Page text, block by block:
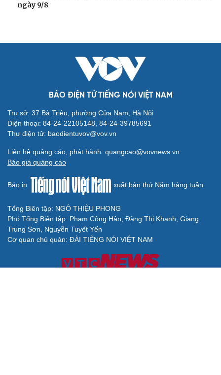
ngày 9/8
BÁO ĐIỆN TỬ TIẾNG NÓI VIỆT NAM
Trụ sở: 37 Bà Triệu, phường Cửa Nam, Hà Nội
Điện thoại: 84-24-22105148, 84-24-39785691
Thư điện tử: baodientuvov@vov.vn
Liên hệ quảng cáo, phát hành: quangcao@vovnews.vn
Báo giá quảng cáo
Báo in xuất bản thứ Năm hàng tuần
Tổng Biên tập: NGÔ THIỆU PHONG
Phó Tổng Biên tập: Phạm Công Hân, Đặng Thị Khanh, Giang
Trung Sơn, Nguyễn Tuyết Yến
Cơ quan chủ quản: ĐÀI TIẾNG NÓI VIỆT NAM